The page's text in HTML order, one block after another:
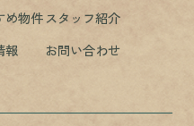
め物件スタッフ紹介
報 お問い合わせ